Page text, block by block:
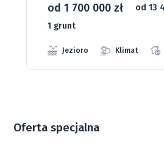
od 93 280 zł od 1075 m
Oferta specjalna